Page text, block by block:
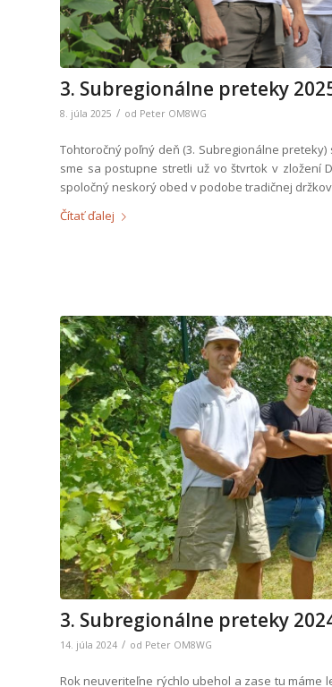
3. Subregionálne preteky
8. júla 2025 / od Peter OM8WG
Tohtoročný poľný deň (3. Subregionálne
sme sa postupne stretli už vo štvrtok v zložení
spoločný neskorý obed v podobe tradičnej
Čítať ďalej
3. Subregionálne preteky
14. júla 2024 / od Peter OM8WG
Rok neuveriteľne rýchlo ubehol a zase tu máme